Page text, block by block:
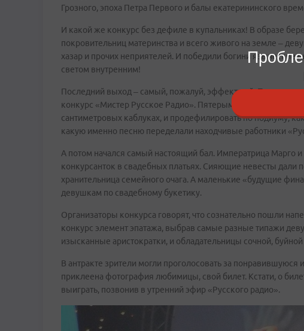
Грозного, эпоха Петра Первого и балы екатерининского
И какой же конкурс без дефиле в купальниках! В образе
покровительниц материнства и всего живого на земле –
хазар и прочих неприятелей. И победили богини языческие
светом внутренним!
Последний выход – самый, пожалуй, эффектный. Пока юные
конкурс «Мистер Русское Радио». Пятерым мужчинам для
сантиметровых каблуках, и продефилировать по подиуму,
какую именно песню переделали находчивые работники
А потом начался самый настоящий бал. Императрица Марго
конкурсанток в свадебных платьях. Сияющие невесты дали
хранительница семейного очага. А маленькие «будущие
девушкам по свадебному букетику.
Организаторы конкурса говорят, что сознательно пошли
конкурс элемент эпатажа, выбрав самые разные типажи
изысканные аристократки, и обладательницы сочной,
В антракте зрители могли проголосовать за понравившуюся
приклеена фотография любимицы, свой билет. Кстати, о
выиграть, позвонив в утренний эфир «Русского радио».